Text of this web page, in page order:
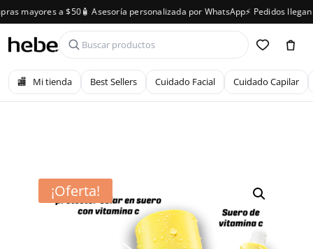
mayores a $50🧴 Asesoría personalizada por WhatsApp⚡ Pedidos llegan
🏬 Mi tienda Best Sellers Cuidado Facial Cuidado Capilar
¡Oferta!